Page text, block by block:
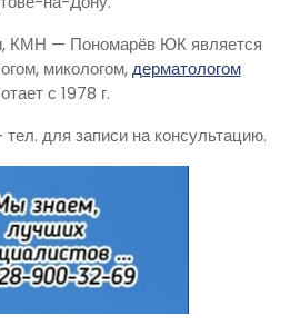
КМН — Пономарёв ЮК является
микологом,дерматологом
с 1978 г.
для записи на консультацию.